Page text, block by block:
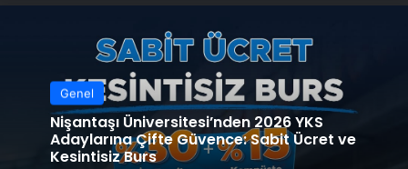
Genel
Nişantaşı Üniversitesi’nden 2026 YKS
Adaylarına Çifte Güvence: Sabit Ücret ve
Kesintisiz Burs